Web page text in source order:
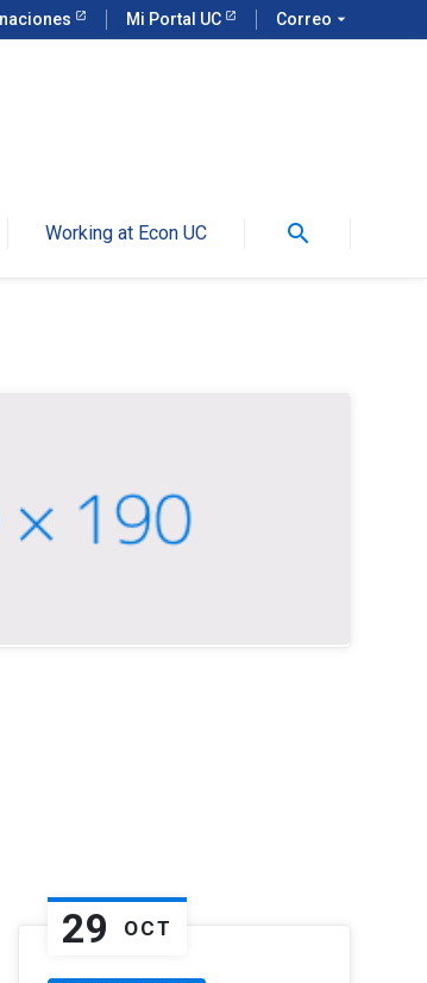
Mi Portal UC Correo arrow_drop_down
Working at Econ UC search
29 OCT